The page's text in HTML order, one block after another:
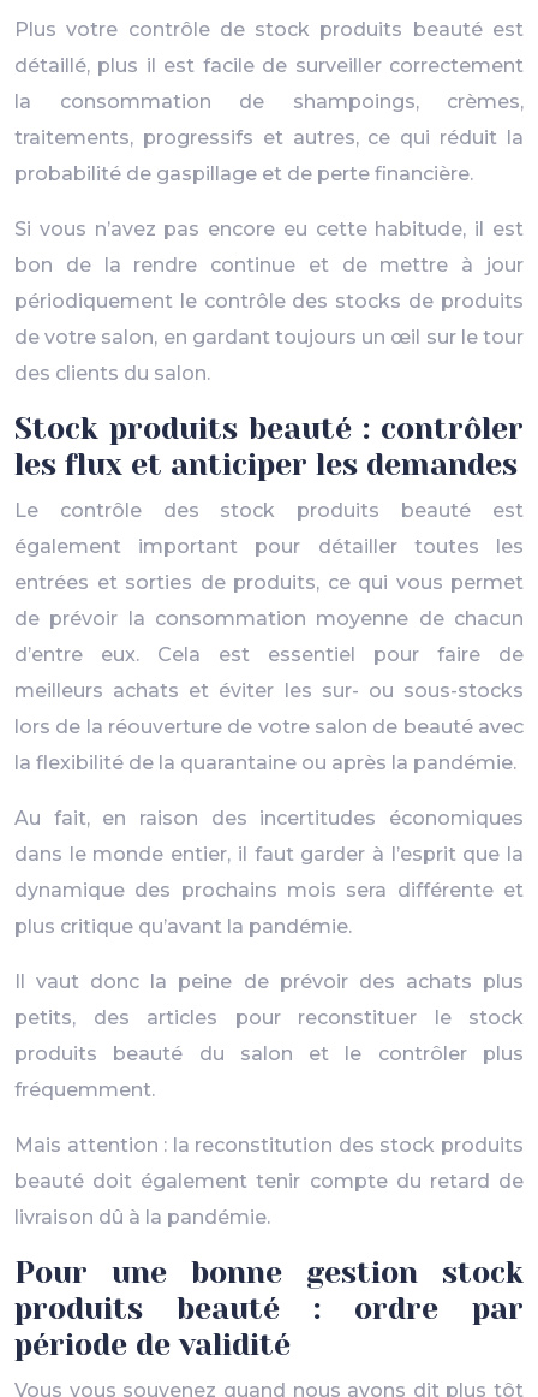
Plus votre contrôle de stock produits beauté est
détaillé, plus il est facile de surveiller correctement
la consommation de shampoings, crèmes,
traitements, progressifs et autres, ce qui réduit la
probabilité de gaspillage et de perte financière.
Si vous n’avez pas encore eu cette habitude, il est
bon de la rendre continue et de mettre à jour
périodiquement le contrôle des stocks de produits
de votre salon, en gardant toujours un œil sur le tour
des clients du salon.
Stock produits beauté : contrôler
les flux et anticiper les demandes
Le contrôle des stock produits beauté est
également important pour détailler toutes les
entrées et sorties de produits, ce qui vous permet
de prévoir la consommation moyenne de chacun
d’entre eux. Cela est essentiel pour faire de
meilleurs achats et éviter les sur- ou sous-stocks
lors de la réouverture de votre salon de beauté avec
la flexibilité de la quarantaine ou après la pandémie.
Au fait, en raison des incertitudes économiques
dans le monde entier, il faut garder à l’esprit que la
dynamique des prochains mois sera différente et
plus critique qu’avant la pandémie.
Il vaut donc la peine de prévoir des achats plus
petits, des articles pour reconstituer le stock
produits beauté du salon et le contrôler plus
fréquemment.
Mais attention : la reconstitution des stock produits
beauté doit également tenir compte du retard de
livraison dû à la pandémie.
Pour une bonne gestion stock
produits beauté : ordre par
période de validité
Vous vous souvenez quand nous avons dit plus tôt